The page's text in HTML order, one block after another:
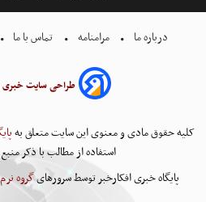
درباره ما مرامنامه تماس با ما
طراحی سایت خبری
کلیه حقوق مادی و معنوی این سایت متعلق به
استفاده از مطالب با ذکر
پایگاه خبری افکارخبر توسط سرورهایگروه